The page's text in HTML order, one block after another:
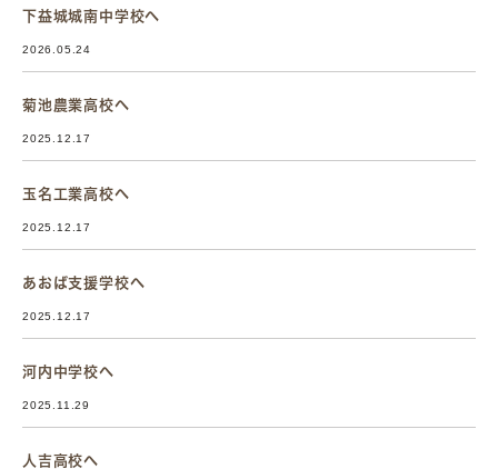
下益城城南中学校へ
2026.05.24
菊池農業高校へ
2025.12.17
玉名工業高校へ
2025.12.17
あおば支援学校へ
2025.12.17
河内中学校へ
2025.11.29
人吉高校へ